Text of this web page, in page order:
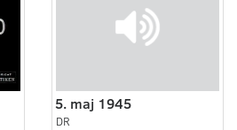
5. maj 1945
DR